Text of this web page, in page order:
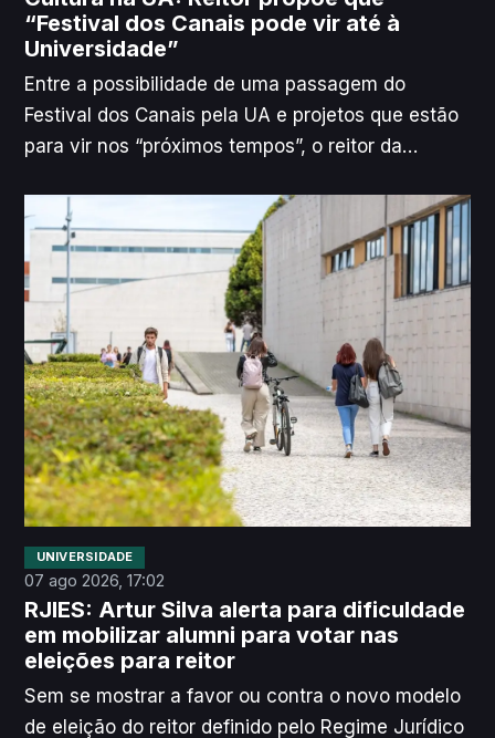
“Festival dos Canais pode vir até à
Universidade”
Entre a possibilidade de uma passagem do
Festival dos Canais pela UA e projetos que estão
para vir nos “próximos tempos”, o reitor da
como ponte entre os Campi e a cidade.
UNIVERSIDADE
07 ago 2026, 17:02
RJIES: Artur Silva alerta para dificuldade
em mobilizar alumni para votar nas
eleições para reitor
Sem se mostrar a favor ou contra o novo modelo
de eleição do reitor definido pelo Regime Jurídico